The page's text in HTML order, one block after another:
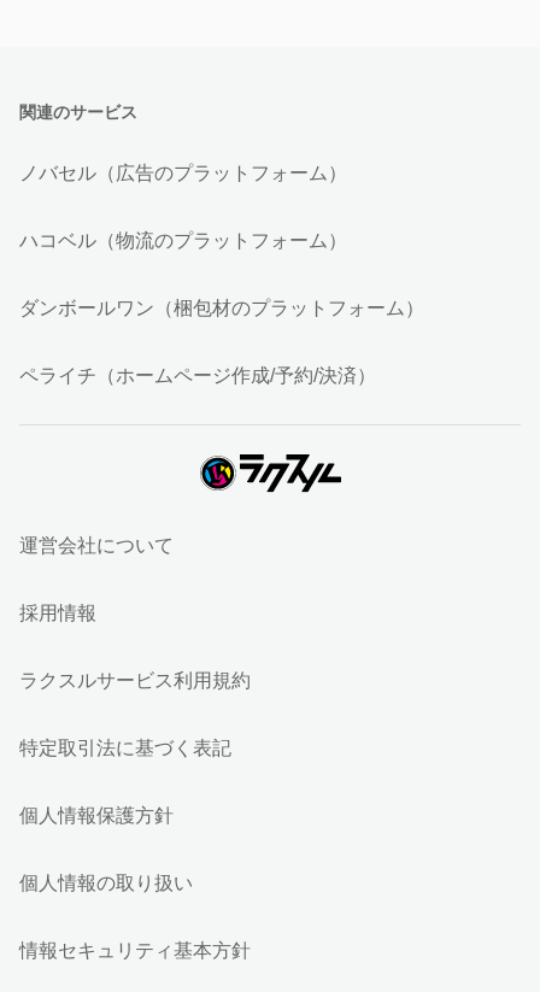
関連のサービス
ノバセル（広告のプラットフォーム）
ハコベル（物流のプラットフォーム）
ダンボールワン（梱包材のプラットフォーム）
ペライチ（ホームページ作成/予約/決済）
運営会社について
採用情報
ラクスルサービス利用規約
特定取引法に基づく表記
個人情報保護方針
個人情報の取り扱い
情報セキュリティ基本方針